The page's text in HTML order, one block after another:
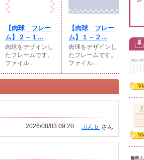
【肉球 フレー
ム】２－１...
肉球をデザインし
たフレームです。
ファイル...
【肉球 フレー
ム】１－２...
肉球をデザインし
たフレームです。
ファイル...
ぶんｂ さん
2026/08/03 09:20